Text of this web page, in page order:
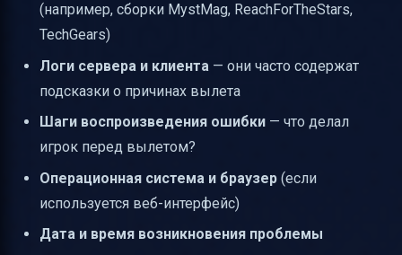
(например, сборки MystMag, ReachForTheStars,
TechGears)
Логи сервера и клиента — они часто содержат
подсказки о причинах вылета
Шаги воспроизведения ошибки — что делал
игрок перед вылетом?
Операционная система и браузер (если
используется веб-интерфейс)
Дата и время возникновения проблемы